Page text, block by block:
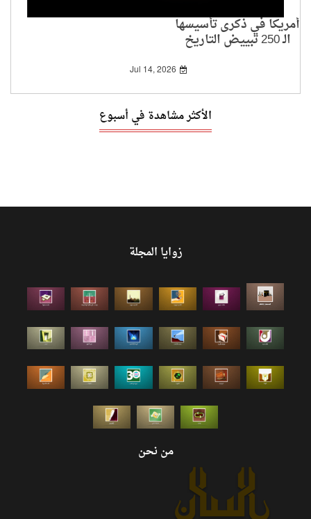
أمريكا في ذكرى تأسيسها
الـ 250 تبييض التاريخ
وتلميع وجه الاستعباد
Jul 14, 2026
الأكثر مشاهدة في أسبوع
زوايا المجلة
من نحن